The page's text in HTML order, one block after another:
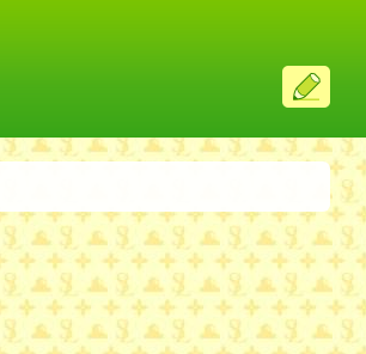
ス
レ
投